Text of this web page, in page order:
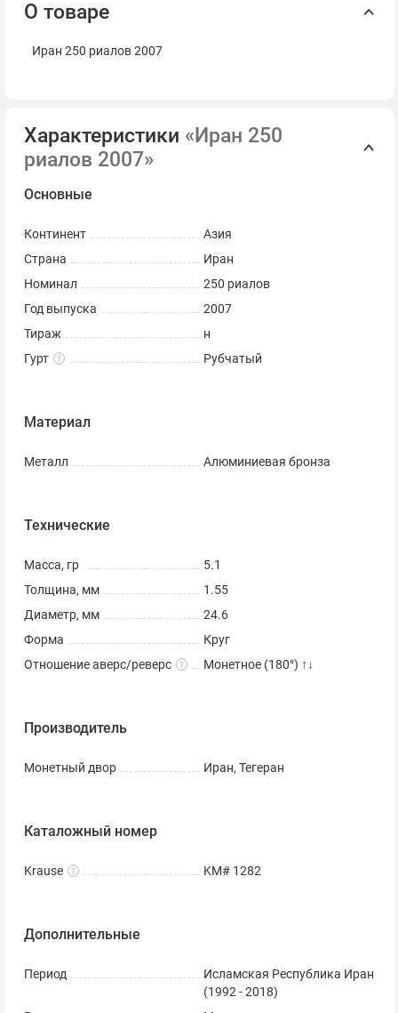
О товаре
Иран 250 риалов 2007
Характеристики «Иран 250
риалов 2007»
Основные
Континент
Азия
Страна
Иран
Номинал
250 риалов
Год выпуска
2007
Тираж
н
Гурт
Рубчатый
Материал
Металл Алюминиевая бронза
Технические
Масса, гр
5.1
Толщина, мм
1.55
Диаметр, мм
24.6
Форма
Круг
Отношение аверс/реверс
Монетное (180°) ↑↓
Производитель
Монетный двор Иран, Тегеран
Каталожный номер
Krause KM# 1282
Дополнительные
Период
Исламская Республика Иран
(1992 - 2018)